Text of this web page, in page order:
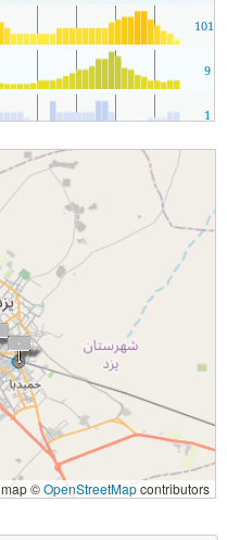
1016
9
1
map ©OpenStreetMapcontributors